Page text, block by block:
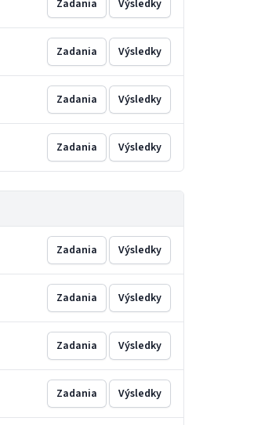
Zadania Výsledky
Zadania Výsledky
Zadania Výsledky
Zadania Výsledky
Zadania Výsledky
Zadania Výsledky
Zadania Výsledky
Zadania Výsledky